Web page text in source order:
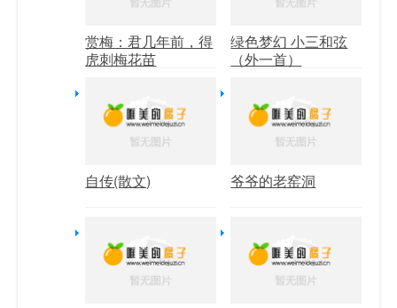
赏梅：君几年前，得
虎刺梅花苗
绿色梦幻 小三和弦
（外一首）
自传(散文) 爷爷的老窑洞